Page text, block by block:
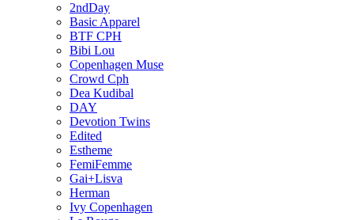
2ndDay
Basic Apparel
BTF CPH
Bibi Lou
Copenhagen Muse
Crowd Cph
Dea Kudibal
DAY
Devotion Twins
Edited
Estheme
FemiFemme
Gai+Lisva
Herman
Ivy Copenhagen